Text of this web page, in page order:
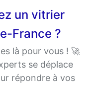
un vitrier
France ?
là pour vous ! 🚀
se déplace
répondre à vos